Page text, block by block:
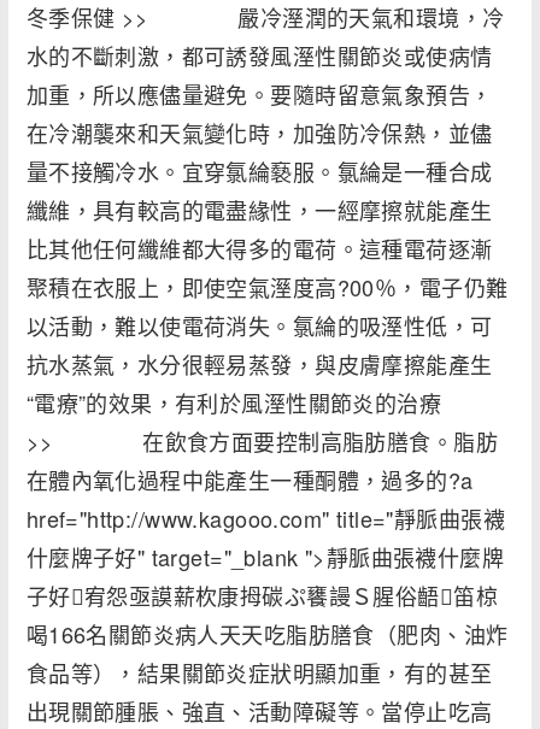
冬季保健 >> 嚴冷溼潤的天氣和環境，冷
水的不斷刺激，都可誘發風溼性關節炎或使病情
加重，所以應儘量避免。要隨時留意氣象預告，
在冷潮襲來和天氣變化時，加強防冷保熱，並儘
量不接觸冷水。宜穿氯綸褻服。氯綸是一種合成
纖維，具有較高的電盡緣性，一經摩擦就能產生
比其他任何纖維都大得多的電荷。這種電荷逐漸
聚積在衣服上，即使空氣溼度高?00％，電子仍難
以活動，難以使電荷消失。氯綸的吸溼性低，可
抗水蒸氣，水分很輕易蒸發，與皮膚摩擦能產生
“電療”的效果，有利於風溼性關節炎的治療
>> 在飲食方面要控制高脂肪膳食。脂肪
在體內氧化過程中能產生一種酮體，過多的?a
href="http://www.kagooo.com" title="靜脈曲張襪
什麼牌子好" target="_blank ">靜脈曲張襪什麼牌
子好宥怨亟謨薪杴康拇碳ぷ饔謾Ｓ腥俗齬笛椋
喝166名關節炎病人天天吃脂肪膳食（肥肉、油炸
食品等），結果關節炎症狀明顯加重，有的甚至
出現關節腫脹、強直、活動障礙等。當停止吃高